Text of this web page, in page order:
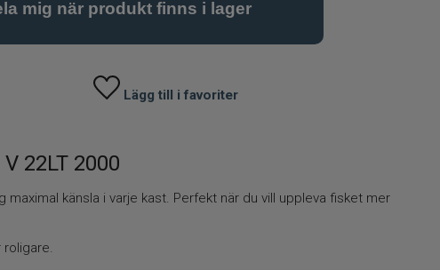
Lägg till i favoriter
22LT 2000
känsla i varje kast. Perfekt när du vill uppleva fisket mer